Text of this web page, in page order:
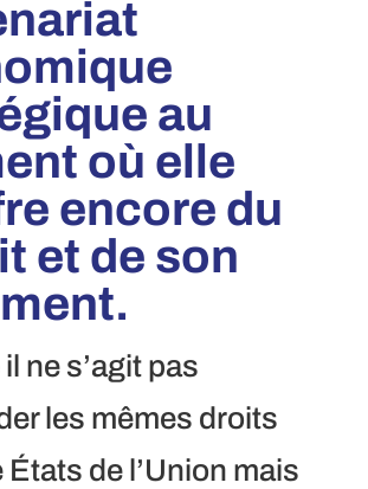
au
où elle
encore du
et de son
ne s’agit pas
les mêmes droits
États de l’Union mais